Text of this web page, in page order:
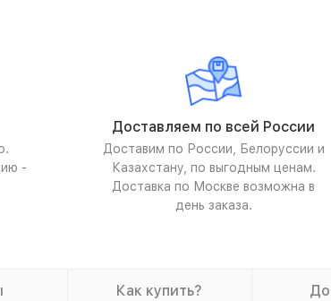
-
Доставляем по всей России
Доставим по России, Белоруссии и
Казахстану, по выгодным ценам.
Доставка по Москве возможна в
день заказа.
Как купить?